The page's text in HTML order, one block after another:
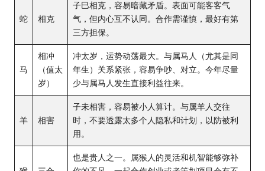
蛇 相克
子巳相克，容易暗藏矛盾。表面可能客客气
气，但内心互不认同。合作需谨慎，最好有第
三方担保。
马
相冲
（值太
岁）
冲太岁，运势动荡最大。与属马人（尤其是同
年生）关系紧张，容易争吵、对立。今年尽量
少与属马人发生直接利益往来。
羊 相害
子未相害，容易被小人算计。与属羊人交往
时，不要透露太多个人隐私和计划，以防被利
用。
也是贵人之一。属猴人的灵活和机智能够弥补